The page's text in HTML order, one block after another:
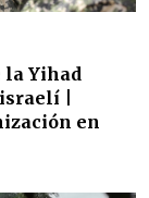
la Yihad
|
en